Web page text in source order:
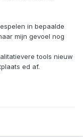
in bepaalde
mijn gevoel nog
tools nieuw
ed af.